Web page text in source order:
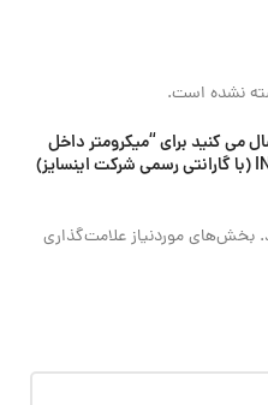
نشده است.
می کنید برای “میکرومتر داخل
سنج دیجیتال سه فک 88-75 INSIZE (با گارانتی رسمی شرکت اینسایز)
بخش‌های موردنیاز علامت‌گذاری